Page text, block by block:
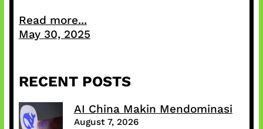
Read more...
May 30, 2025
RECENT POSTS
AI China Makin Mendominasi
August 7, 2026